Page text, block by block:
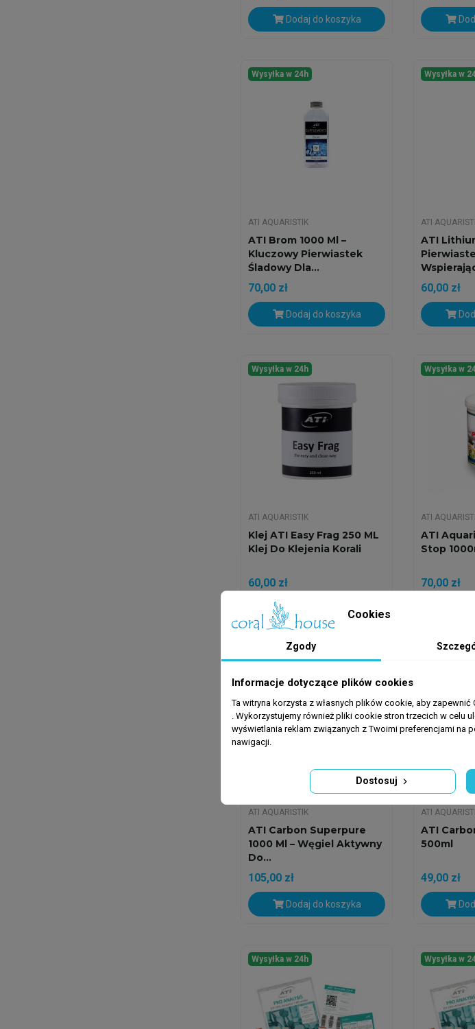
Dodaj do koszyka
Wysyłka w 24h
ATI AQUARISTIK
ATI Brom 1000 Ml –
Kluczowy Pierwiastek
Śladowy Dla...
70,00 zł
Dodaj do koszyka
Wysyłka w
ATI
ATI
60,00 zł
Wysyłka w 24h
ATI AQUARISTIK
Klej ATI Easy Frag 250 ML
Klej Do Klejenia Korali
60,00 zł
Dodaj do koszyka
Wysyłka w
ATI
ATI
Stop
70,00 zł
Wysyłka w 24h
ATI AQUARISTIK
ATI Carbon Superpure
1000 Ml – Węgiel Aktywny
Do...
105,00 zł
Dodaj do koszyka
ATI
ATI
500ml
49,00 zł
Wysyłka w 24h Wysyłka w
Cookies
Zgody
Informacje dotyczące plików cookies
Ta witryna korzysta z własnych plików cookie, aby
. Wykorzystujemy również pliki cookie stron trzecich w celu
wyświetlania reklam związanych z Twoimi preferencjami na
nawigacji.
Dostosuj